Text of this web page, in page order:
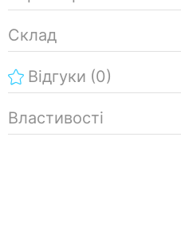
Склад
Відгуки (0)
Властивості